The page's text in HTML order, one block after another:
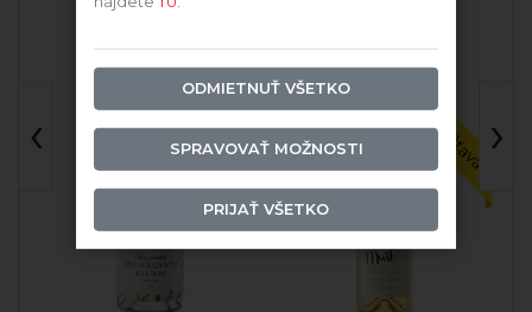
Hroznová šťava
‹ ›
ODMIETNUŤ VŠETKO
SPRAVOVAŤ MOŽNOSTI
PRIJAŤ VŠETKO